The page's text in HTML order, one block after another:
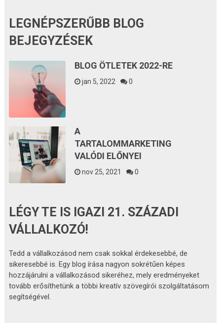
LEGNÉPSZERŰBB BLOG
BEJEGYZÉSEK
BLOG ÖTLETEK 2022-RE
jan 5, 2022 0
A
TARTALOMMARKETING
VALÓDI ELŐNYEI
nov 25, 2021 0
LÉGY TE IS IGAZI 21. SZÁZADI
VÁLLALKOZÓ!
Tedd a vállalkozásod nem csak sokkal érdekesebbé, de
sikeresebbé is. Egy blog írása nagyon sokrétűen képes
hozzájárulni a vállalkozásod sikeréhez, mely eredményeket
tovább erősíthetünk a többi kreatív szövegírói szolgáltatásom
segítségével.